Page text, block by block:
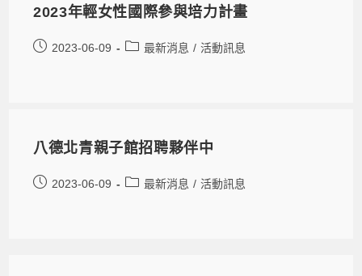
2023年輕女性國際參與培力計畫
2023-06-09 最新消息 / 活動訊息
八德北青親子館招聘夥伴中
2023-06-09 最新消息 / 活動訊息